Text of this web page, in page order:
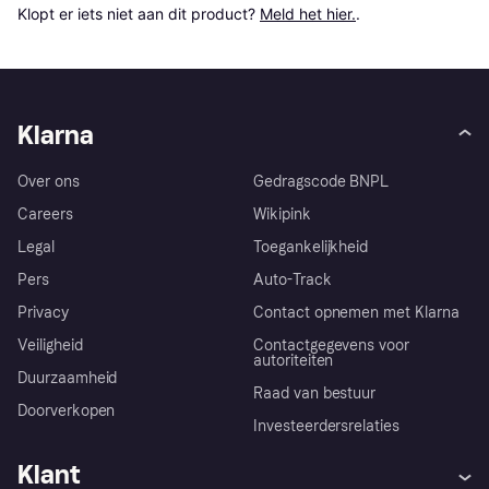
Klopt er iets niet aan dit product? Meld het hier..
Klarna
Over ons
Careers
Legal
Pers
Privacy
Veiligheid
Duurzaamheid
Doorverkopen
Gedragscode BNPL
Wikipink
Toegankelijkheid
Auto-Track
Contact opnemen met Klarna
Contactgegevens voor
autoriteiten
Raad van bestuur
Investeerdersrelaties
Klant